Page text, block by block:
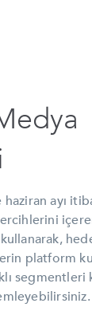
haziran ayı
platform
segmentleri